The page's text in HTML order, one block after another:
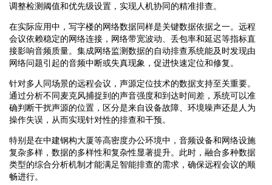
调整检测阈值和优先级设置，实现人机协同的精准排查。
在实际应用中，写字楼的网络数据同样是关键数据依据之一。远程
会议依赖稳定的网络连接，网络带宽波动、丢包率和延迟等指标直
接影响音频质量。集成网络监测数据的自动排查系统能及时发现由
网络问题引起的音频中断或失真现象，促进快速定位和修复。
针对多人同场景的远程会议，声源定位技术的数据支持至关重要。
通过分析不同麦克风捕捉到的声音强度和到达时间差，系统可以准
确判断干扰声源的位置，区分是来自设备故障、环境噪声还是人为
操作失误，从而实现针对性的排查和干预。
特别是在中建钢构大厦等高密度办公环境中，音频设备和网络设施
复杂多样，数据的多样性和复杂性显著提升。此时，融合多种数据
类型的综合分析机制才能满足智能排查的需求，确保远程会议的顺
畅进行。